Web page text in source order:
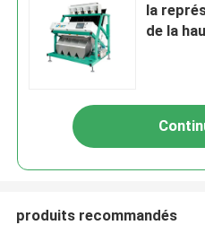
la
de la
produits recommandés